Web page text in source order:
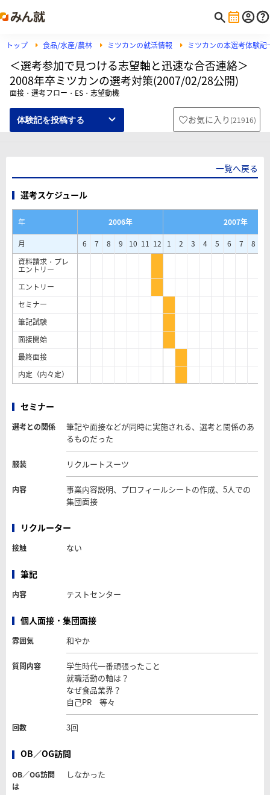
トップ 食品/水産/農林 ミツカンの就活情報 ミツカンの本選考体験記
＜選考参加で見つける志望軸と迅速な合否連絡＞
2008年卒ミツカンの選考対策(2007/02/28公開)
面接・選考フロー・ES・志望動機
体験記を投稿する お気に入り (21916)
一覧へ戻る
選考スケジュール
年 2006年
2007年
月
6 7 8 9 10 11 12 1 2 3 4 5 6 7 8
資料請求・プレ
エントリー
エントリー
セミナー
筆記試験
面接開始
最終面接
内定（内々定）
セミナー
選考との関係
筆記や面接などが同時に実施される、選考と関係のあ
るものだった
服装 リクルートスーツ
内容
事業内容説明、プロフィールシートの作成、5人での
集団面接
リクルーター
接触 ない
筆記
内容 テストセンター
個人面接・集団面接
雰囲気 和やか
質問内容
学生時代一番頑張ったこと
就職活動の軸は？
なぜ食品業界？
自己PR 等々
回数 3回
OB／OG訪問
OB／OG訪問
は
しなかった